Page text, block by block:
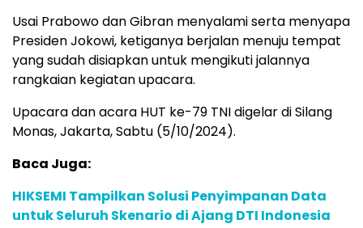
Usai Prabowo dan Gibran menyalami serta menyapa
Presiden Jokowi, ketiganya berjalan menuju tempat
yang sudah disiapkan untuk mengikuti jalannya
rangkaian kegiatan upacara.
Upacara dan acara HUT ke-79 TNI digelar di Silang
Monas, Jakarta, Sabtu (5/10/2024).
Baca Juga:
HIKSEMI Tampilkan Solusi Penyimpanan Data
untuk Seluruh Skenario di Ajang DTI Indonesia